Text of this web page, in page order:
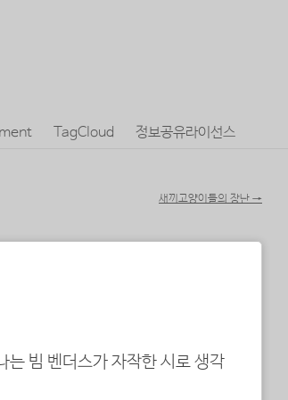
TagCloud 정보공유라이선스
새끼고양이들의 장난 →
는 빔 벤더스가 자작한 시로 생각